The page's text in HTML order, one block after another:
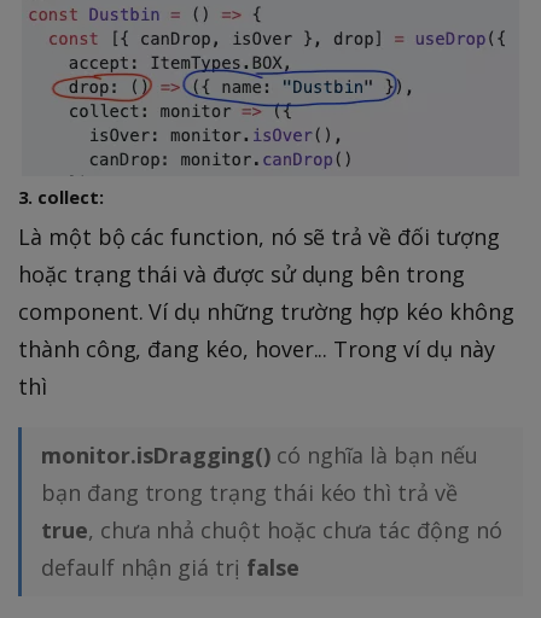
3. collect:
Là một bộ các function, nó sẽ trả về đối tượng
hoặc trạng thái và được sử dụng bên trong
component. Ví dụ những trường hợp kéo không
thành công, đang kéo, hover... Trong ví dụ này
thì
monitor.isDragging()có nghĩa là bạn nếu
bạn đang trong trạng thái kéo thì trả về
true, chưa nhả chuột hoặc chưa tác động nó
defaulf nhận giá trị false